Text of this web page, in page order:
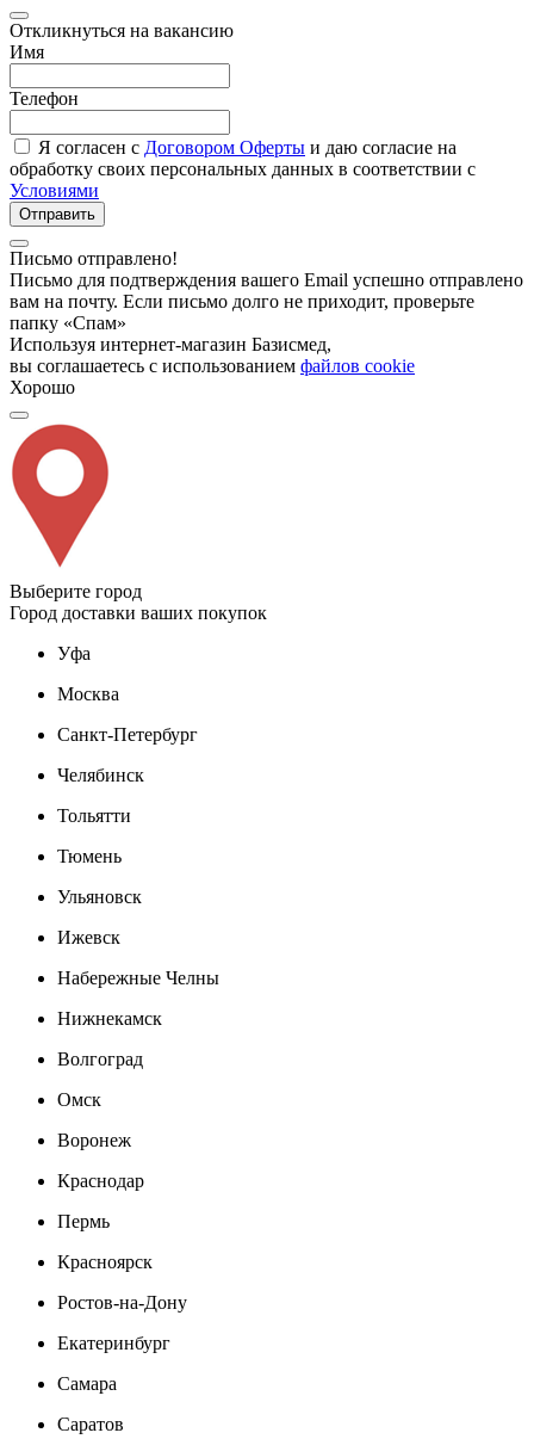
Откликнуться на вакансию
Имя
Телефон
Я согласен с Договором Оферты и даю согласие на
обработку своих персональных данных в соответствии с
Условиями
Отправить
Письмо отправлено!
Письмо для подтверждения вашего Email успешно отправлено
вам на почту. Если письмо долго не приходит, проверьте
папку «Спам»
Используя интернет-магазин Базисмед,
вы соглашаетесь с использованием файлов cookie
Хорошо
Выберите город
Город доставки ваших покупок
Уфа
Москва
Санкт-Петербург
Челябинск
Тольятти
Тюмень
Ульяновск
Ижевск
Набережные Челны
Нижнекамск
Волгоград
Омск
Воронеж
Краснодар
Пермь
Красноярск
Ростов-на-Дону
Екатеринбург
Самара
Саратов